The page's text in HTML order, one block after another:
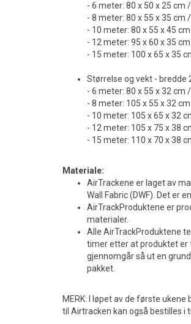
- 6 meter: 80 x 50 x 25 cm
- 8 meter: 80 x 55 x 35 cm
- 10 meter: 80 x 55 x 45
- 12 meter: 95 x 60 x 35
- 15 meter: 100 x 65 x 35
Størrelse og vekt - bredde
- 6 meter: 80 x 55 x 32 cm
- 8 meter: 105 x 55 x 32
- 10 meter: 105 x 65 x 32
- 12 meter: 105 x 75 x 38
- 15 meter: 110 x 70 x 38
Materiale:
AirTrackene er laget av
Wall Fabric (DWF). Det er
AirTrackProduktene er
materialer.
Alle AirTrackProduktene
timer etter at produktet er
gjennomgår så ut en
pakket.
MERK: I løpet av de første
til Airtracken kan også bestilles i